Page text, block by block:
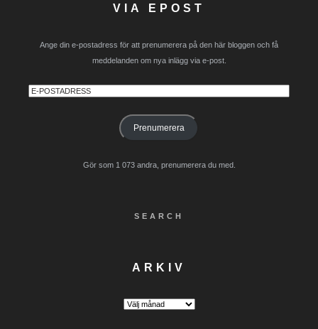
VIA EPOST
Ange din e-postadress för att prenumerera på den här bloggen och få
meddelanden om nya inlägg via e-post.
E-
Prenumerera
Gör som 1 073 andra, prenumerera du med.
SEARCH
ARKIV
Arkiv